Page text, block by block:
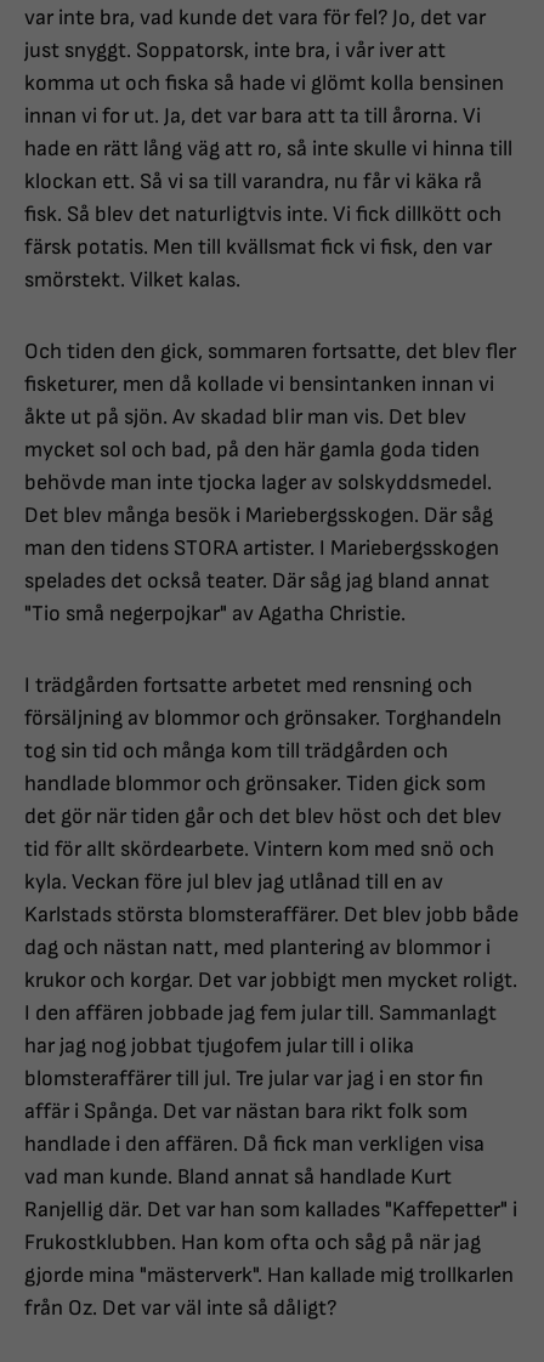
var inte bra, vad kunde det vara för fel? Jo, det var
just snyggt. Soppatorsk, inte bra, i vår iver att
komma ut och fiska så hade vi glömt kolla bensinen
innan vi for ut. Ja, det var bara att ta till årorna. Vi
hade en rätt lång väg att ro, så inte skulle vi hinna till
klockan ett. Så vi sa till varandra, nu får vi käka rå
fisk. Så blev det naturligtvis inte. Vi fick dillkött och
färsk potatis. Men till kvällsmat fick vi fisk, den var
smörstekt. Vilket kalas.
Och tiden den gick, sommaren fortsatte, det blev fler
fisketurer, men då kollade vi bensintanken innan vi
åkte ut på sjön. Av skadad blir man vis. Det blev
mycket sol och bad, på den här gamla goda tiden
behövde man inte tjocka lager av solskyddsmedel.
Det blev många besök i Mariebergsskogen. Där såg
man den tidens STORA artister. I Mariebergsskogen
spelades det också teater. Där såg jag bland annat
"Tio små negerpojkar" av Agatha Christie.
I trädgården fortsatte arbetet med rensning och
försäljning av blommor och grönsaker. Torghandeln
tog sin tid och många kom till trädgården och
handlade blommor och grönsaker. Tiden gick som
det gör när tiden går och det blev höst och det blev
tid för allt skördearbete. Vintern kom med snö och
kyla. Veckan före jul blev jag utlånad till en av
Karlstads största blomsteraffärer. Det blev jobb både
dag och nästan natt, med plantering av blommor i
krukor och korgar. Det var jobbigt men mycket roligt.
I den affären jobbade jag fem jular till. Sammanlagt
har jag nog jobbat tjugofem jular till i olika
blomsteraffärer till jul. Tre jular var jag i en stor fin
affär i Spånga. Det var nästan bara rikt folk som
handlade i den affären. Då fick man verkligen visa
vad man kunde. Bland annat så handlade Kurt
Ranjellig där. Det var han som kallades "Kaffepetter" i
Frukostklubben. Han kom ofta och såg på när jag
gjorde mina "mästerverk". Han kallade mig trollkarlen
från Oz. Det var väl inte så dåligt?